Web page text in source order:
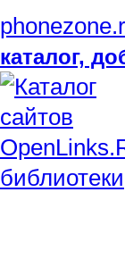
каталог,
библиотеки